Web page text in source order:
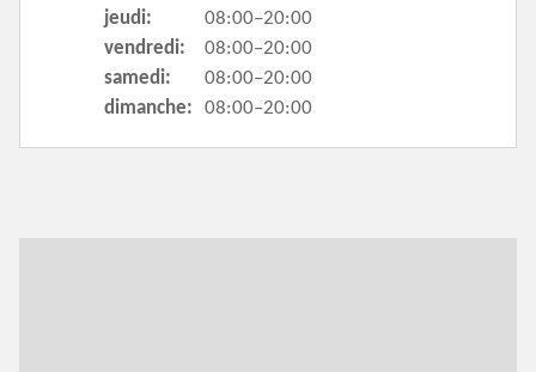
jeudi:
08:00–20:00
vendredi:
08:00–20:00
samedi:
08:00–20:00
dimanche:
08:00–20:00